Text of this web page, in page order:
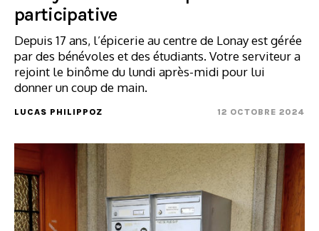
participative
Depuis 17 ans, l’épicerie au centre de Lonay est gérée
par des bénévoles et des étudiants. Votre serviteur a
rejoint le binôme du lundi après-midi pour lui
donner un coup de main.
LUCAS PHILIPPOZ 12 OCTOBRE 2024